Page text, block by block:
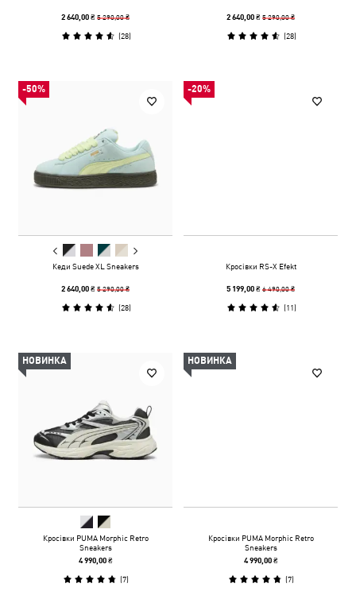
2 640,00 ₴5 290,00 ₴
(28)
2 640,00 ₴5 290,00 ₴
(28)
-50%
Кеди Suede XL Sneakers
2 640,00 ₴5 290,00 ₴
(28)
-20%
Кросівки RS-X Efekt
5 199,00 ₴6 490,00 ₴
(11)
НОВИНКА
Кросівки PUMA Morphic Retro
Sneakers
4 990,00 ₴
(7)
НОВИНКА
Кросівки PUMA Morphic Retro
Sneakers
4 990,00 ₴
(7)